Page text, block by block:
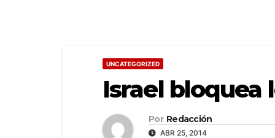
UNCATEGORIZED
Israel bloquea
Por Redacción
ABR 25, 2014